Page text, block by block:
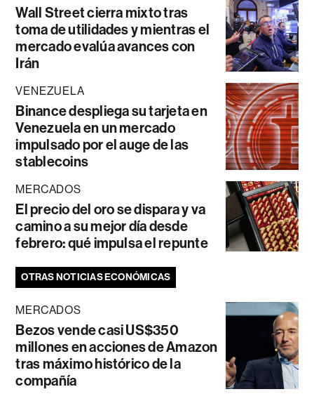
Wall Street cierra mixto tras
toma de utilidades y mientras el
mercado evalúa avances con
Irán
VENEZUELA
Binance despliega su tarjeta en
Venezuela en un mercado
impulsado por el auge de las
stablecoins
MERCADOS
El precio del oro se dispara y va
camino a su mejor día desde
febrero: qué impulsa el repunte
OTRAS NOTICIAS ECONÓMICAS
MERCADOS
Bezos vende casi US$350
millones en acciones de Amazon
tras máximo histórico de la
compañía